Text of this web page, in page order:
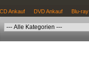
CD Ankauf DVD Ankauf Blu-